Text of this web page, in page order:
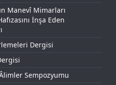
Manevî Mimarları
İnşa Eden
Dergisi
Sempozyumu